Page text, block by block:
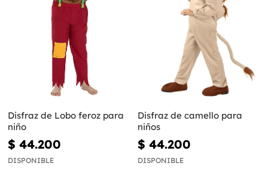
Disfraz de Lobo feroz para
niño
$ 44.200
DISPONIBLE
Disfraz de camello para
niños
$ 44.200
DISPONIBLE